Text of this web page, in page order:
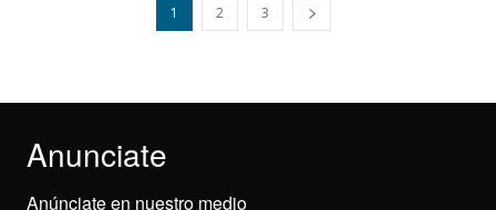
1 2 3
Anunciate
Anúnciate en nuestro medio